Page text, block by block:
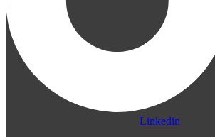
Linkedin